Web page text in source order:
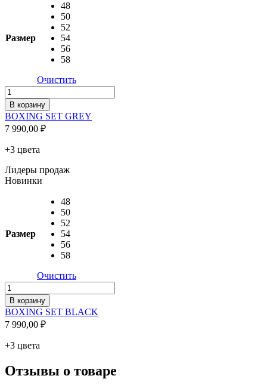
Размер
48
50
52
54
56
58
Очистить
Количество
товара
BOXING
SET
GREY
В корзину
BOXING SET GREY
7 990,00 ₽
+3 цвета
Лидеры продаж
Новинки
Размер
48
50
52
54
56
58
Очистить
Количество
товара
BOXING
SET
BLACK
В корзину
BOXING SET BLACK
7 990,00 ₽
+3 цвета
Отзывы о товаре